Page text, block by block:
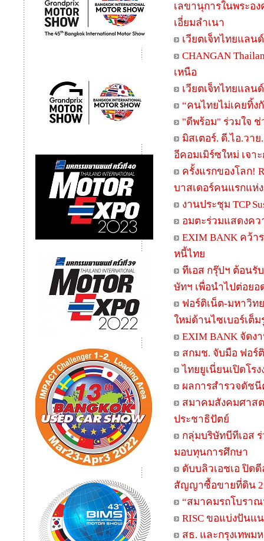
เลขานุการในพระอ
เอี่ยมลำเนา
เวียตเจ็ทไทยแลน
CHANGAN
เหนือ
เวียตเจ็ทไทยแลน
“คนไทยไม่เคยทิ้ง
"ดีพร้อม" ร่วมใจ
มิสเตอร์. ดี.ไอ.วา
อีคอมเมิร์ซใหม่ เจา
ครั้งแรกของโลก!
บาสเดอร์คนแรกแห่
งานประชุม TCP
อมตะร่วมแสดงคว
EXIM BANK คว้า
หนี้ไทย
ทีเอส กรุ๊ปฯ ต้อนรั
ษัทฯ เพื่อนำไปต่อย
ฟอร์ติเน็ต-มหาวิท
ใหม่ด้านไซเบอร์เต็
EXIM BANK จัดง
สกมช. จับมือ ฟอร์
ไทยยูเนี่ยนเปิดโร
ผลการสำรวจดัชนี
สมาคมสังคมศาสต
ประชาธิปัตย์
กลุ่มบริษัทบีทีเอส
มอบทุนการศึกษา
ดับบลิวเอชเอ ปิด
สัญญาซื้อขายที่ดิน
“สมาคมรถโบราณ
RISC ขอแบ่งปันแ
สธ. และกรุงเทพ